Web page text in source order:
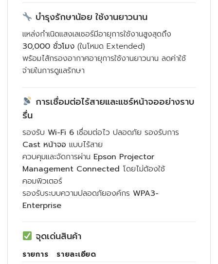
บำรุงรักษาน้อย ใช้งานยาวนาน
แหล่งกำเนิดแสงเลเซอร์มีอายุการใช้งานสูงสุดถึง
30,000 ชั่วโมง (ในโหมด Extended)
พร้อมไส้กรองอากาศอายุการใช้งานยาวนาน ลดค่าใช้
จ่ายในการดูแลรักษา
การเชื่อมต่อไร้สายและแชร์หน้าจออย่างราบ
รื่น
รองรับ Wi-Fi 6 เชื่อมต่อไว ปลอดภัย รองรับการ
Cast หน้าจอ แบบไร้สาย
ควบคุมและจัดการผ่าน Epson Projector
Management Connected โดยไม่ต้องใช้
คอมพิวเตอร์
รองรับระบบความปลอดภัยองค์กร WPA3-
Enterprise
จุดเด่นสินค้า
รายการ
รายละเอียด